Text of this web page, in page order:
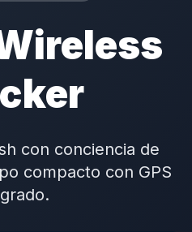
con conciencia de
compacto con GPS